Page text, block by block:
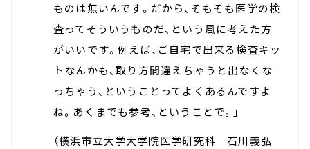
ものは無いんです。だから、そもそも医学の検
査ってそういうものだ、という風に考えた方
がいいです。例えば、ご自宅で出来る検査キッ
トなんかも、取り方間違えちゃうと出なくな
っちゃう、ということってよくあるんですよ
ね。あくまでも参考、ということで。」
（横浜市立大学大学院医学研究科 石川義弘